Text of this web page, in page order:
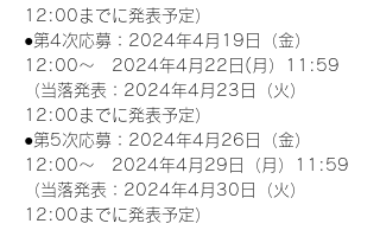
12:00までに発表予定）
●第4次応募：2024年4月19日（金）
12:00～　2024年4月22日(月）11:59
（当落発表：2024年4月23日（火）
12:00までに発表予定）
●第5次応募：2024年4月26日（金）
12:00～　2024年4月29日（月）11:59
（当落発表：2024年4月30日（火）
12:00までに発表予定）